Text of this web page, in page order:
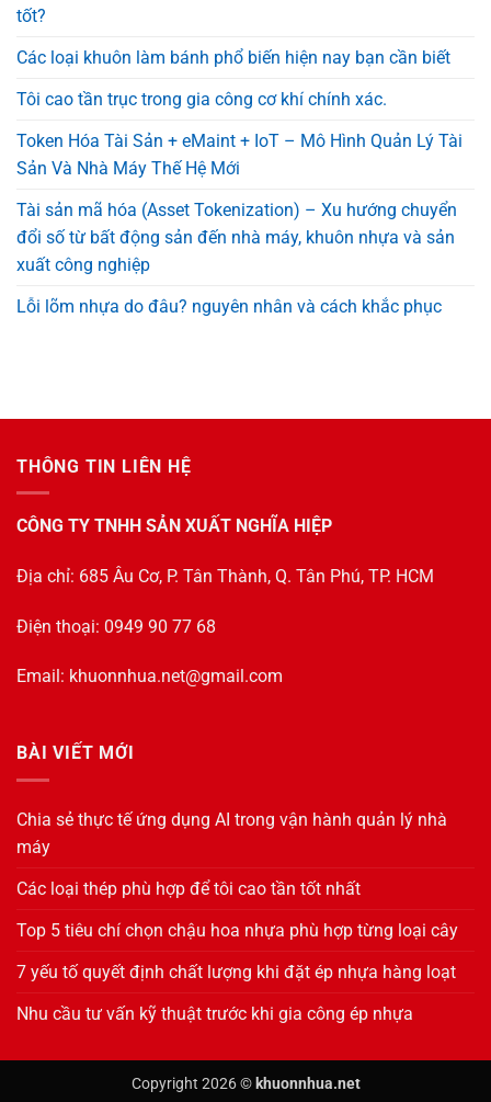
tốt?
Các loại khuôn làm bánh phổ biến hiện nay bạn cần biết
Tôi cao tần trục trong gia công cơ khí chính xác.
Token Hóa Tài Sản + eMaint + IoT – Mô Hình Quản Lý Tài
Sản Và Nhà Máy Thế Hệ Mới
Tài sản mã hóa (Asset Tokenization) – Xu hướng chuyển
đổi số từ bất động sản đến nhà máy, khuôn nhựa và sản
xuất công nghiệp
Lỗi lõm nhựa do đâu? nguyên nhân và cách khắc phục
THÔNG TIN LIÊN HỆ
CÔNG TY TNHH SẢN XUẤT NGHĨA HIỆP
Địa chỉ: 685 Âu Cơ, P. Tân Thành, Q. Tân Phú, TP. HCM
Điện thoại: 0949 90 77 68
Email: khuonnhua.net@gmail.com
BÀI VIẾT MỚI
Chia sẻ thực tế ứng dụng AI trong vận hành quản lý nhà
máy
Các loại thép phù hợp để tôi cao tần tốt nhất
Top 5 tiêu chí chọn chậu hoa nhựa phù hợp từng loại cây
7 yếu tố quyết định chất lượng khi đặt ép nhựa hàng loạt
Nhu cầu tư vấn kỹ thuật trước khi gia công ép nhựa
Copyright 2026 © khuonnhua.net